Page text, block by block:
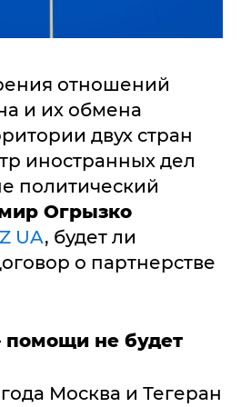
отношений
и их обмена
двух стран
иностранных дел
политический
Огрызко
UA, будет ли
о партнерстве
помощи не будет
Москва и Тегеран